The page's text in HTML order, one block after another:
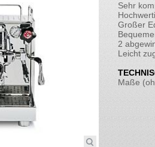
Sehr
Großer
2
Leicht
Maße